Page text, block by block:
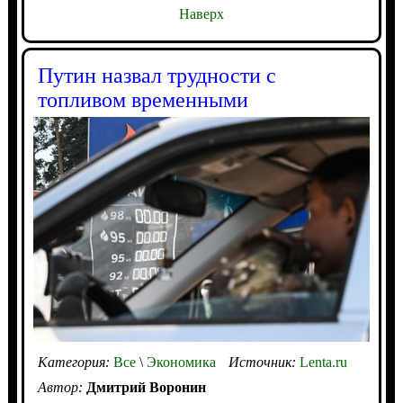
Наверх
Путин назвал трудности с
топливом временными
Категория: Все\Экономика Источник: Lenta.ru
Автор: Дмитрий Воронин